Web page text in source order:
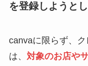
を登録しようと
canvaに限らず、
は、 対象のお店や